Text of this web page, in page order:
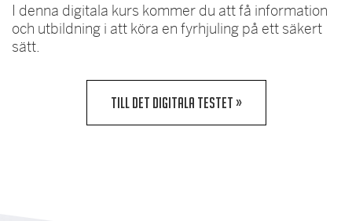
I denna digitala kurs kommer du att få information
och utbildning i att köra en fyrhjuling på ett säkert
sätt.
TILL DET DIGITALA TESTET »